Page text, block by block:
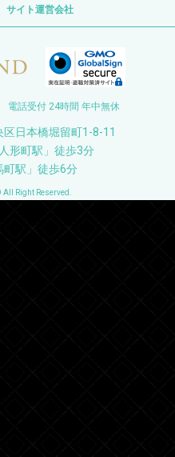
サイト運営会社
電話受付 24時間 年中無休
日本橋堀留町1-8-11
形町駅」徒歩3分
町駅」徒歩6分
Right Reserved.